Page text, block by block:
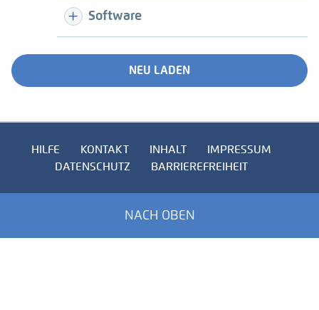
Software
NEU LADEN
HILFE KONTAKT INHALT
IMPRESSUM
DATENSCHUTZ
BARRIEREFREIHEIT
NACH OBEN